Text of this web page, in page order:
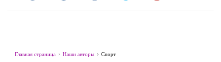
Главная страница Наши авторы Спорт